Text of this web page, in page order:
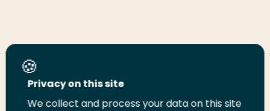
Deel deze pagina
Privacy on this site
We collect and process your data on this site